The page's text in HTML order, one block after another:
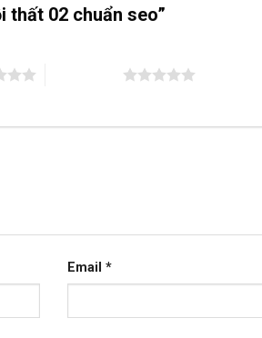
thất 02 chuẩn seo”
Email *